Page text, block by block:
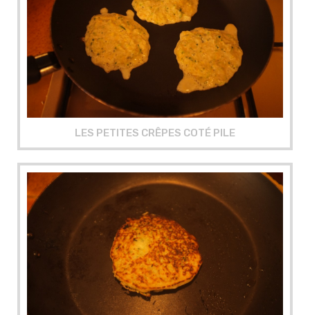
LES PETITES CRÊPES COTÉ PILE